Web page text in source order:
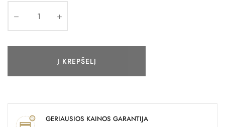
Į KREPŠELĮ
GERIAUSIOS KAINOS GARANTIJA